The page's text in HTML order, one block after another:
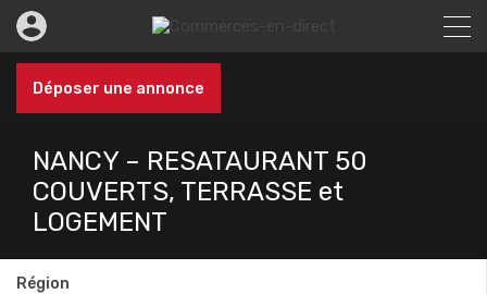
Déposer une annonce
NANCY – RESATAURANT 50
COUVERTS, TERRASSE et
LOGEMENT
Région